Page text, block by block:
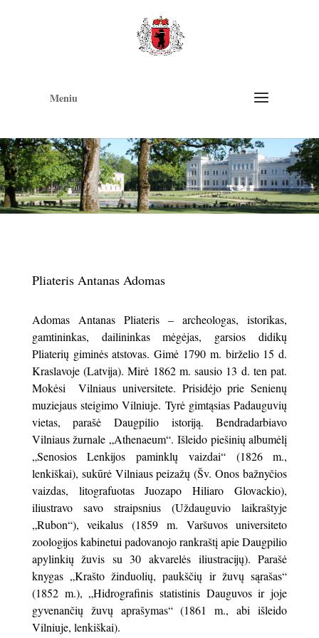
Meniu
Pliateris Antanas Adomas
Adomas Antanas Pliateris – archeologas, istorikas,
gamtininkas, dailininkas mėgėjas, garsios didikų
Pliaterių giminės atstovas. Gimė 1790 m. birželio 15 d.
Kraslavoje (Latvija). Mirė 1862 m. sausio 13 d. ten pat.
Mokėsi Vilniaus universitete. Prisidėjo prie Senienų
muziejaus steigimo Vilniuje. Tyrė gimtąsias Padauguvių
vietas, parašė Daugpilio istoriją. Bendradarbiavo
Vilniaus žurnale „Athenaeum“. Išleido piešinių albumėlį
„Senosios Lenkijos paminklų vaizdai“ (1826 m.,
lenkiškai), sukūrė Vilniaus peizažų (Šv. Onos bažnyčios
vaizdas, litografuotas Juozapo Hiliaro Glovackio),
iliustravo savo straipsnius (Uždauguvio laikraštyje
„Rubon“), veikalus (1859 m. Varšuvos universiteto
zoologijos kabinetui padovanojo rankraštį apie Daugpilio
apylinkių žuvis su 30 akvarelės iliustracijų). Parašė
knygas „Krašto žinduolių, paukščių ir žuvų sąrašas“
(1852 m.), „Hidrografinis statistinis Dauguvos ir joje
gyvenančių žuvų aprašymas“ (1861 m., abi išleido
Vilniuje, lenkiškai).